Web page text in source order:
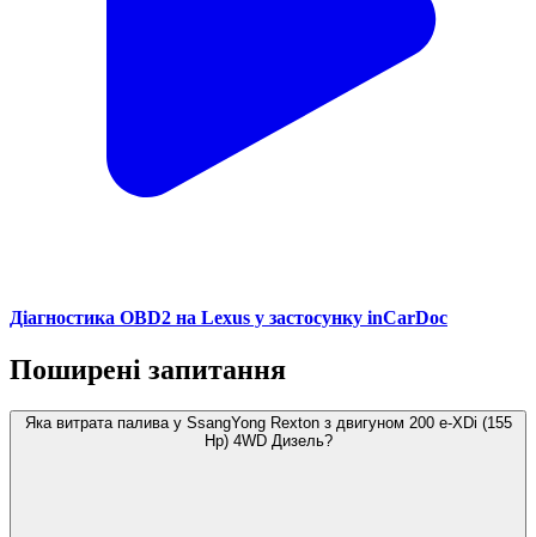
Діагностика OBD2 на Lexus у застосунку inCarDoc
Поширені запитання
Яка витрата палива у SsangYong Rexton з двигуном 200 e-XDi (155
Hp) 4WD Дизель?